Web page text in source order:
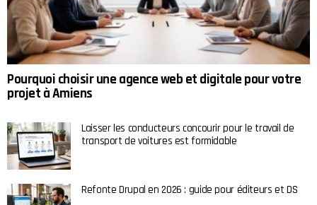
Pourquoi choisir une agence web et digitale pour votre
projet à Amiens
Laisser les conducteurs concourir pour le travail de
transport de voitures est formidable
Refonte Drupal en 2026 : guide pour éditeurs et DS